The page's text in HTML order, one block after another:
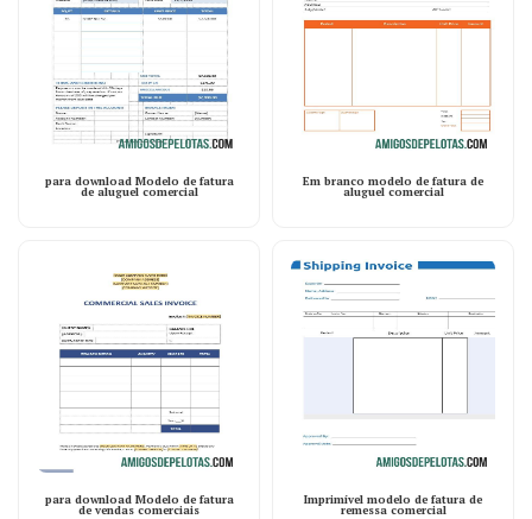
para download Modelo de fatura
de aluguel comercial
Em branco modelo de fatura de
aluguel comercial
para download Modelo de fatura
de vendas comerciais
Imprimível modelo de fatura de
remessa comercial